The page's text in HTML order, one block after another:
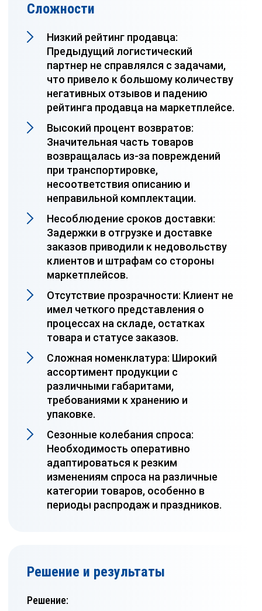
Сложности
Низкий рейтинг продавца:
Предыдущий логистический
партнер не справлялся с задачами,
что привело к большому количеству
негативных отзывов и падению
рейтинга продавца на маркетплейсе.
Высокий процент возвратов:
Значительная часть товаров
возвращалась из-за повреждений
при транспортировке,
несоответствия описанию и
неправильной комплектации.
Несоблюдение сроков доставки:
Задержки в отгрузке и доставке
заказов приводили к недовольству
клиентов и штрафам со стороны
маркетплейсов.
Отсутствие прозрачности: Клиент не
имел четкого представления о
процессах на складе, остатках
товара и статусе заказов.
Сложная номенклатура: Широкий
ассортимент продукции с
различными габаритами,
требованиями к хранению и
упаковке.
Сезонные колебания спроса:
Необходимость оперативно
адаптироваться к резким
изменениям спроса на различные
категории товаров, особенно в
периоды распродаж и праздников.
Решение и результаты
Решение: